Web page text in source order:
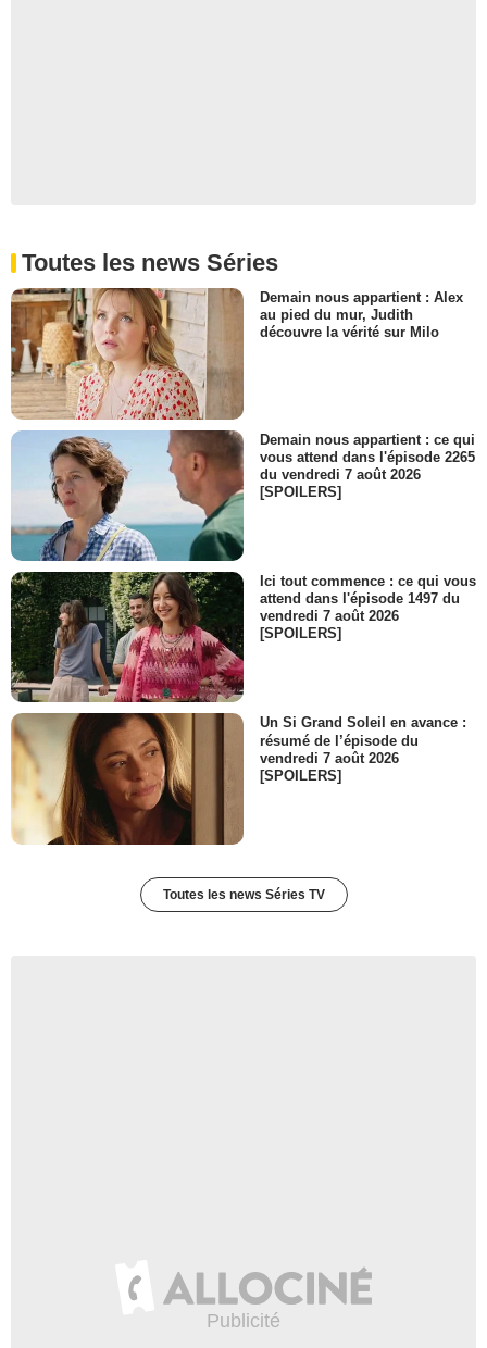
Toutes les news Séries
Demain nous appartient : Alex
au pied du mur, Judith
découvre la vérité sur Milo
Demain nous appartient : ce qui
vous attend dans l'épisode 2265
du vendredi 7 août 2026
[SPOILERS]
Ici tout commence : ce qui vous
attend dans l'épisode 1497 du
vendredi 7 août 2026
[SPOILERS]
Un Si Grand Soleil en avance :
résumé de l’épisode du
vendredi 7 août 2026
[SPOILERS]
Toutes les news Séries TV